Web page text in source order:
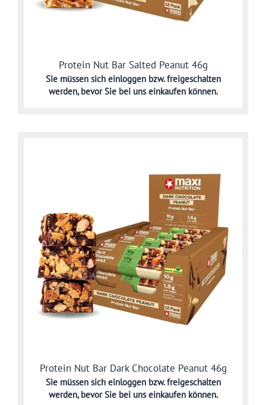
Protein Nut Bar Salted Peanut 46g
Sie müssen sich einloggen bzw. freigeschalten
werden,bevor Sie bei uns einkaufen können.
Protein Nut Bar Dark Chocolate Peanut 46g
Sie müssen sich einloggen bzw. freigeschalten
werden,bevor Sie bei uns einkaufen können.